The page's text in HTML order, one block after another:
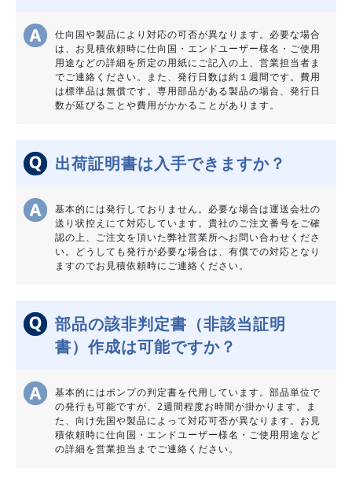
仕向国や製品により対応の可否が異なります。必要な場合
は、お見積依頼時に仕向国・エンドユーザー様名・ご使用
用途などの詳細を所定の用紙にご記入の上、営業担当者ま
でご連絡ください。また、発行日数は約１週間です。費用
は標準品は無償です。専用部品がある製品の場合、発行日
数が延びることや費用がかかることがあります。
出荷証明書は入手できますか？
基本的には発行しておりません。必要な場合は運送会社の
送り状控えにて対応しています。貴社のご注文番号をご確
認の上、ご注文を頂いた弊社営業所へお問い合わせくださ
い。どうしても発行が必要な場合は、有償での対応となり
ますのでお見積依頼時にご連絡ください。
部品の該非判定書（非該当証明
書）作成は可能ですか？
基本的にはポンプの判定書を代用しています。部品単位で
の発行も可能ですが、2週間程度お時間が掛かります。ま
た、向け先国や製品によって対応可否が異なります。お見
積依頼時に仕向国・エンドユーザー様名・ご使用用途など
の詳細を営業担当までご連絡ください。